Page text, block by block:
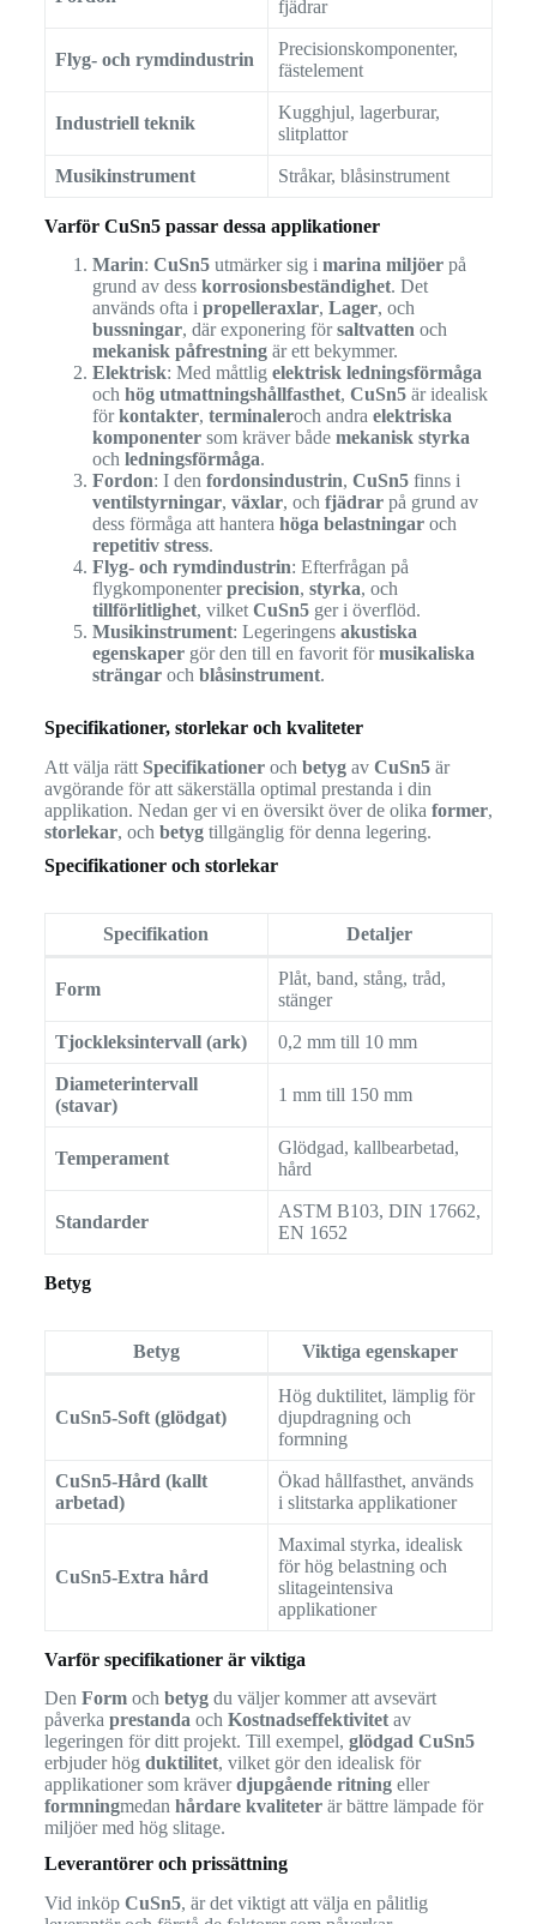
fjädrar
Flyg- och rymdindustrin
Precisionskomponenter,
fästelement
Industriell teknik
Kugghjul, lagerburar,
slitplattor
Musikinstrument Stråkar, blåsinstrument
Varför CuSn5 passar dessa applikationer
Marin: CuSn5utmärker sig i marina miljöerpå
grund av dess korrosionsbeständighet. Det
används ofta i propelleraxlar, Lager, och
bussningar, där exponering försaltvatten och
mekanisk påfrestningär ett bekymmer.
Elektrisk: Med måttlig elektrisk ledningsförmåga
och hög utmattningshållfasthet, CuSn5är idealisk
förkontakter, terminaleroch andra elektriska
komponentersom kräver både mekanisk styrka
och ledningsförmåga.
Fordon: I den fordonsindustrin, CuSn5finns i
ventilstyrningar, växlar, och fjädrarpå grund av
dess förmåga att hantera höga belastningaroch
repetitiv stress.
Flyg- och rymdindustrin: Efterfrågan på
flygkomponenterprecision, styrka, och
tillförlitlighet, vilket CuSn5ger i överflöd.
Musikinstrument: Legeringens akustiska
egenskapergör den till en favorit förmusikaliska
strängaroch blåsinstrument.
Specifikationer, storlekar och kvaliteter
Att välja rätt Specifikationeroch betygav CuSn5är
avgörande för att säkerställa optimal prestanda i din
applikation. Nedan ger vi en översikt över de olika former,
storlekar, och betygtillgänglig för denna legering.
Specifikationer och storlekar
Specifikation Detaljer
Form
Plåt, band, stång, tråd,
stänger
Tjockleksintervall (ark) 0,2 mm till 10 mm
Diameterintervall
(stavar)
1 mm till 150 mm
Temperament
Glödgad, kallbearbetad,
hård
Standarder
ASTM B103, DIN 17662,
EN 1652
Betyg
Betyg Viktiga egenskaper
CuSn5-Soft (glödgat)
Hög duktilitet, lämplig för
djupdragning och
formning
CuSn5-Hård (kallt
arbetad)
Ökad hållfasthet, används
i slitstarka applikationer
CuSn5-Extra hård
Maximal styrka, idealisk
för hög belastning och
slitageintensiva
applikationer
Varför specifikationer är viktiga
Den Formoch betygdu väljer kommer att avsevärt
påverka prestandaoch Kostnadseffektivitetav
legeringen för ditt projekt. Till exempel, glödgad CuSn5
erbjuder hög duktilitet, vilket gör den idealisk för
applikationer som kräverdjupgående ritningeller
formningmedan hårdare kvaliteterär bättre lämpade för
miljöer med hög slitage.
Leverantörer och prissättning
Vid inköp CuSn5, är det viktigt att välja en pålitlig